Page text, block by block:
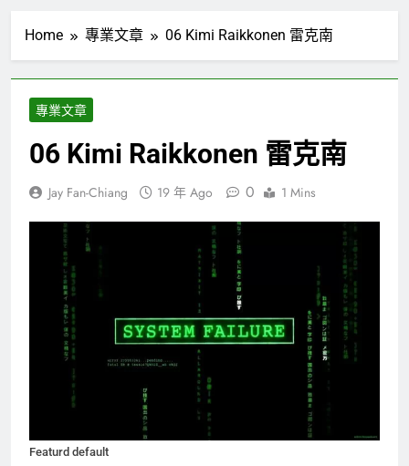
Home 專業文章 06 Kimi Raikkonen 雷克南
專業文章
06 Kimi Raikkonen 雷克南
Jay Fan-Chiang 19 年 Ago 0 1 Mins
Featurd default